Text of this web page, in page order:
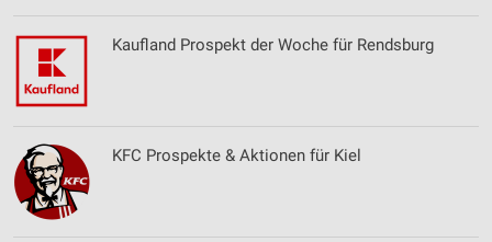
Kaufland Prospekt der Woche für Rendsburg
KFC Prospekte & Aktionen für Kiel